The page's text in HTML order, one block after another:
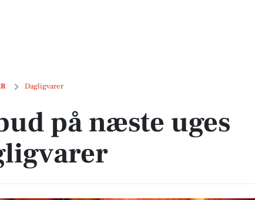
Dagligvarer
på næste uges dagligvarer
på næste uges